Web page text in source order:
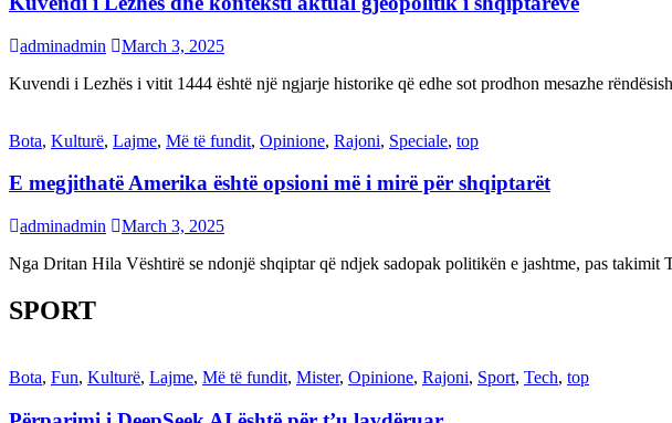
adminadmin
March 3, 2025
Kuvendi i Lezhës i vitit 1444 është një ngjarje historike që edhe sot prodhon mesazhe
Bota, Kulturë, Lajme, Më të fundit, Opinione, Rajoni, Speciale, top
E megjithatë Amerika është opsioni më i mirë për shqiptarët
adminadmin
March 3, 2025
Nga Dritan Hila Vështirë se ndonjë shqiptar që ndjek sadopak politikën e jashtme, pas
SPORT
Bota, Fun, Kulturë, Lajme, Më të fundit, Mister, Opinione, Rajoni, Sport, Tech, top